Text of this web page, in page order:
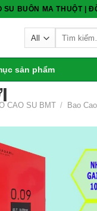
SU BUÔN MA THUỘT |
sản phẩm
CAO SU BMT / Bao